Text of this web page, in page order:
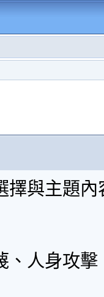
擇與主題
、人身攻